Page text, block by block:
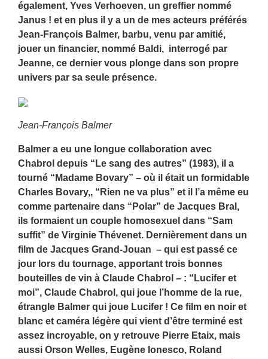
également, Yves Verhoeven, un greffier nommé
Janus ! et en plus il y a un de mes acteurs préférés
Jean-François Balmer, barbu, venu par amitié,
jouer un financier, nommé Baldi, interrogé par
Jeanne, ce dernier vous plonge dans son propre
univers par sa seule présence.
Jean-François Balmer
Balmer a eu une longue collaboration avec
Chabrol depuis “Le sang des autres” (1983), il a
tourné “Madame Bovary” – où il était un formidable
Charles Bovary,, “Rien ne va plus” et il l’a même eu
comme partenaire dans “Polar” de Jacques Bral,
ils formaient un couple homosexuel dans “Sam
suffit” de Virginie Thévenet. Dernièrement dans un
film de Jacques Grand-Jouan – qui est passé ce
jour lors du tournage, apportant trois bonnes
bouteilles de vin à Claude Chabrol – : “Lucifer et
moi”, Claude Chabrol, qui joue l’homme de la rue,
étrangle Balmer qui joue Lucifer ! Ce film en noir et
blanc et caméra légère qui vient d’être terminé est
assez incroyable, on y retrouve Pierre Etaix, mais
aussi Orson Welles, Eugène Ionesco, Roland